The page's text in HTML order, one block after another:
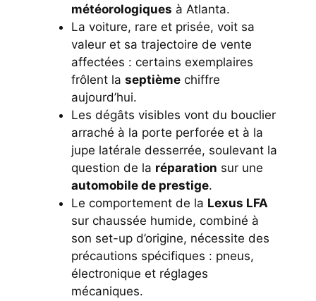
météorologiques à Atlanta.
La voiture, rare et prisée, voit sa
valeur et sa trajectoire de vente
affectées : certains exemplaires
frôlent la septième chiffre
aujourd’hui.
Les dégâts visibles vont du bouclier
arraché à la porte perforée et à la
jupe latérale desserrée, soulevant la
question de la réparation sur une
automobile de prestige.
Le comportement de la Lexus LFA
sur chaussée humide, combiné à
son set-up d’origine, nécessite des
précautions spécifiques : pneus,
électronique et réglages
mécaniques.